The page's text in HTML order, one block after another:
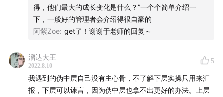
那个平级的部门或者协同部门里有这个伪中层，怎么办？
板
- 当遇到伪中层甩锅/抢工时，要抢在伪中层前面，因为后说
的人会给老板觉得在狡辩
得，他们最大的成长变化是什么？”一个个简单介绍一
下，一般好的管理者会介绍得很自豪的
阿紫Zoe: get了！谢谢于老师的回复～
溜达大王
2022.8.10
5
我遇到的伪中层自己没有主心骨，不了解下层实操只用来汇
报，下层可以谏言，因为伪中层也拿不出更好的办法。上层